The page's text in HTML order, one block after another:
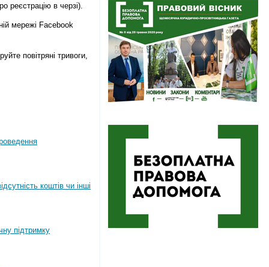
реєстрацію в черзі).
мережі Facebook
повітряні тривоги,
коштів чи інші
підтримку